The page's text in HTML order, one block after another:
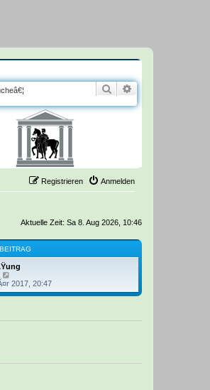
Suche
Anmelden
Registrieren
Aktuelle Zeit: Sa 8. Aug 2026, 10:46
e
u
2017, 20:47